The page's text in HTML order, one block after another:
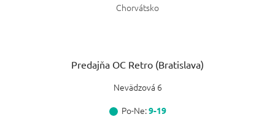
Chorvátsko
Predajňa OC Retro (Bratislava)
Nevädzová 6
Po-Ne:9-19